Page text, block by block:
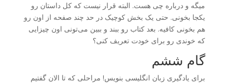
میگه و درباره چی هست. البته قرار نیست که کل داستان رو
یکجا بخونی. حتی یک بخش کوچیک در حد چند صفحه از اون رو
هم بخونی کافیه. بعد کتاب رو ببند و ببین می‌تونی اون چیزایی
که خوندی رو برای خودت تعریف کنی؟
گام ششم
برای یادگیری زبان انگلیسی بنویس! مراحلی که تا الان گفتیم